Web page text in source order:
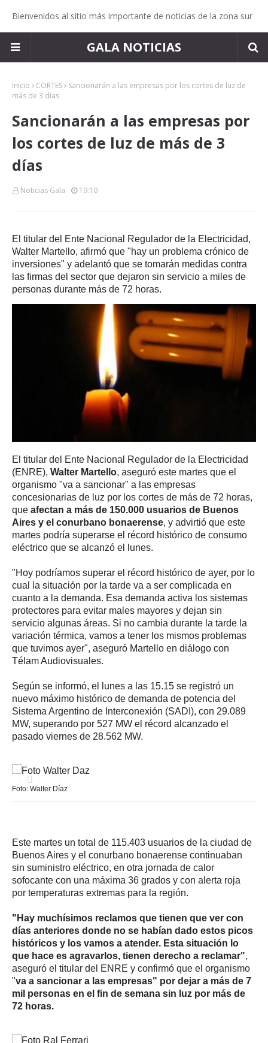
Bienvenidos al sitio más importante de noticias de la zona sur
GALA NOTICIAS
Inicio CORTES
Sancionarán a las empresas por los cortes de luz de
más de 3 días
Sancionarán a las empresas por
los cortes de luz de más de 3
días
Noticias Gala 19:10
El titular del Ente Nacional Regulador de la Electricidad,
Walter Martello, afirmó que "hay un problema crónico de
inversiones" y adelantó que se tomarán medidas contra
las firmas del sector que dejaron sin servicio a miles de
personas durante más de 72 horas.
El titular del Ente Nacional Regulador de la Electricidad
(ENRE), Walter Martello, aseguró este martes que el
organismo "va a sancionar" a las empresas
concesionarias de luz por los cortes de más de 72 horas,
que afectan a más de 150.000 usuarios de Buenos
Aires y el conurbano bonaerense, y advirtió que este
martes podría superarse el récord histórico de consumo
eléctrico que se alcanzó el lunes.
"Hoy podríamos superar el récord histórico de ayer, por lo
cual la situación por la tarde va a ser complicada en
cuanto a la demanda. Esa demanda activa los sistemas
protectores para evitar males mayores y dejan sin
servicio algunas áreas. Si no cambia durante la tarde la
variación térmica, vamos a tener los mismos problemas
que tuvimos ayer", aseguró Martello en diálogo con
Télam Audiovisuales.
Según se informó, el lunes a las 15.15 se registró un
nuevo máximo histórico de demanda de potencia del
Sistema Argentino de Interconexión (SADI), con 29.089
MW, superando por 527 MW el récord alcanzado el
pasado viernes de 28.562 MW.
Foto: Walter Díaz
Este martes un total de 115.403 usuarios de la ciudad de
Buenos Aires y el conurbano bonaerense continuaban
sin suministro eléctrico, en otra jornada de calor
sofocante con una máxima 36 grados y con alerta roja
por temperaturas extremas para la región.
"Hay muchísimos reclamos que tienen que ver con
días anteriores donde no se habían dado estos picos
históricos y los vamos a atender. Esta situación lo
que hace es agravarlos, tienen derecho a reclamar",
aseguró el titular del ENRE y confirmó que el organismo
"va a sancionar a las empresas" por dejar a más de 7
mil personas en el fin de semana sin luz por más de
72 horas.